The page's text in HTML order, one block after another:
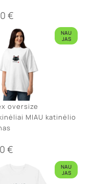
€
NAU
JAS
oversize
MIAU katinėlio
€
NAU
JAS